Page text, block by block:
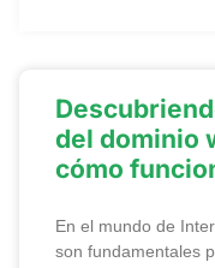
del dominio
cómo
En el mundo de
son fundamentales